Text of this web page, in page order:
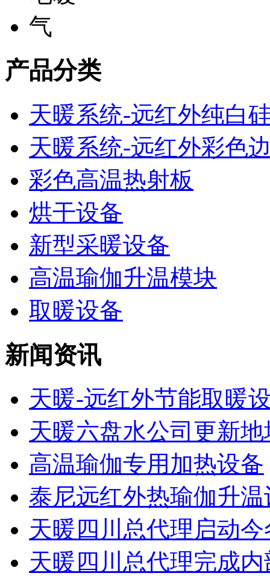
产品分类
天暖系统-远红外纯白
天暖系统-远红外彩色
彩色高温热射板
烘干设备
新型采暖设备
高温瑜伽升温模块
取暖设备
新闻资讯
天暖-远红外节能取暖
天暖六盘水公司更新地
高温瑜伽专用加热设备
泰尼远红外热瑜伽升温
天暖四川总代理启动
天暖四川总代理完成